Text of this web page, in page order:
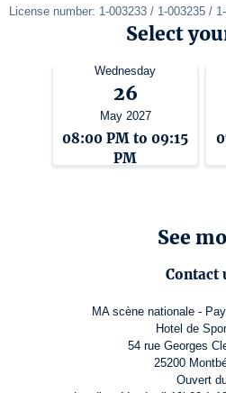
License number: 1-003233 / 1-003235 /
Select
Wednesday
26
May 2027
08:00 PM to 09:15
PM
See
Contact
MA scène nationale -
Hotel de
54 rue Georges
25200
Ouvert